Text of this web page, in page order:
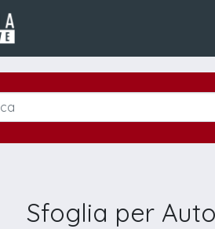
Sfoglia per